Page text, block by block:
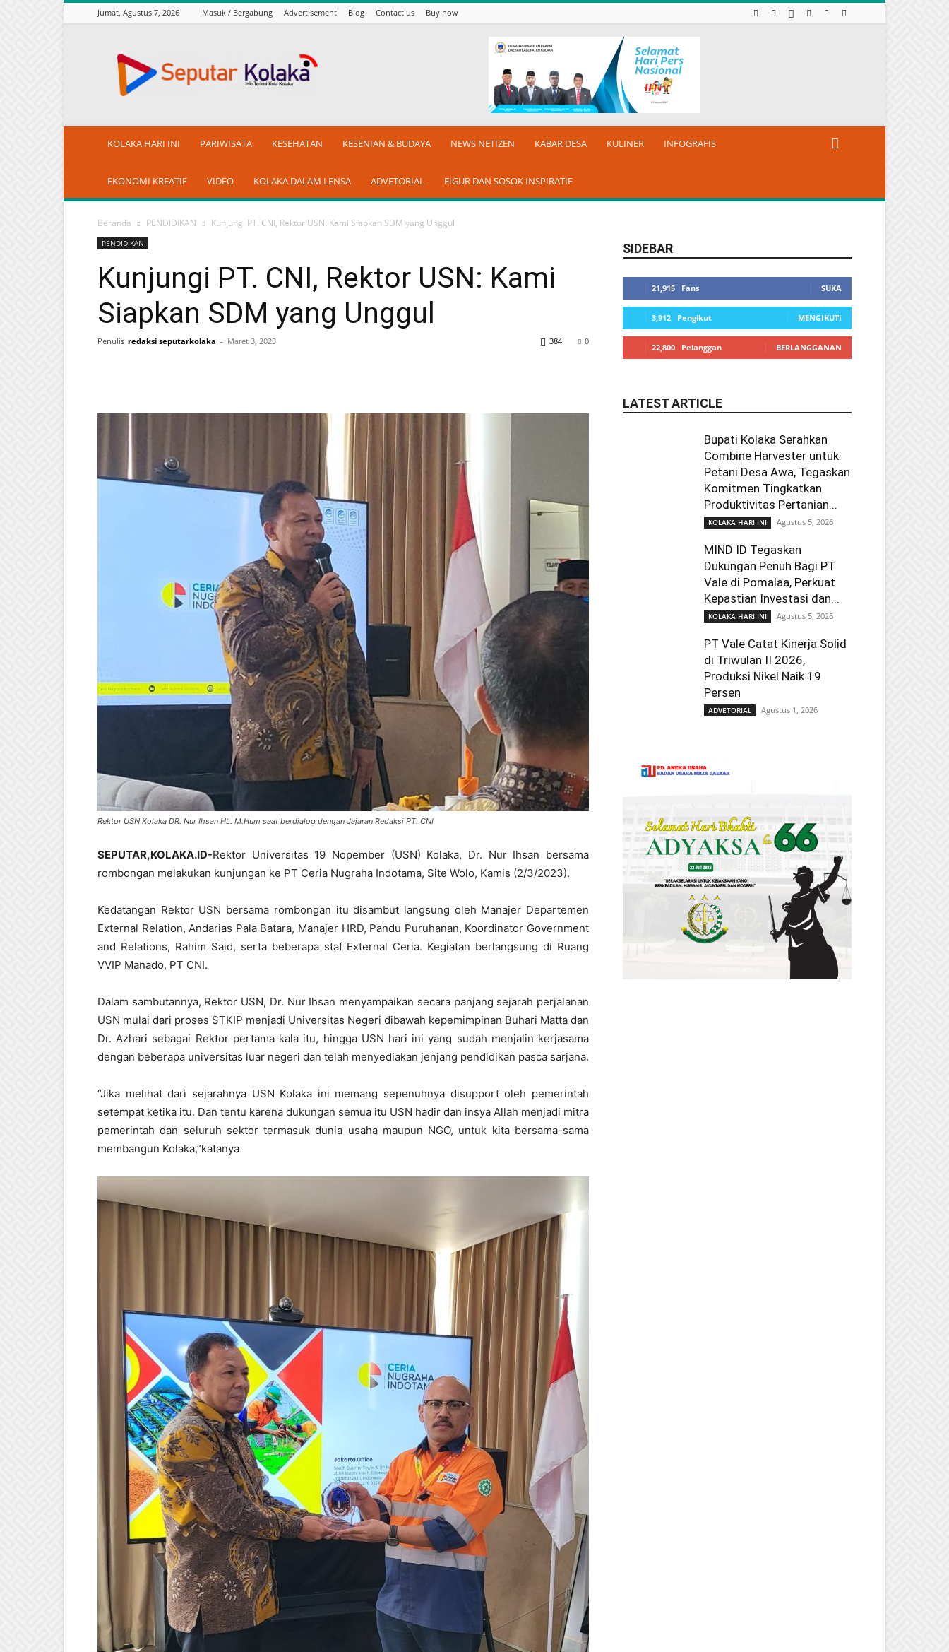
Jumat, Agustus 7, 2026 Masuk / Bergabung Advertisement Blog Contact us Buy now
KOLAKA HARI INI PARIWISATA KESEHATAN KESENIAN & BUDAYA NEWS NETIZEN KABAR DESA KULINER INFOGRAFIS
EKONOMI KREATIF VIDEO KOLAKA DALAM LENSA ADVETORIAL FIGUR DAN SOSOK INSPIRATIF
Beranda PENDIDIKAN Kunjungi PT. CNI, Rektor USN: Kami Siapkan SDM yang Unggul
PENDIDIKAN
Kunjungi PT. CNI, Rektor USN: Kami
Siapkan SDM yang Unggul
Penulis redaksi seputarkolaka - Maret 3, 2023 0
384
Rektor USN Kolaka DR. Nur Ihsan HL. M.Hum saat berdialog dengan Jajaran Redaksi PT. CNI
SEPUTAR,KOLAKA.ID-Rektor Universitas 19 Nopember (USN) Kolaka, Dr. Nur Ihsan bersama
rombongan melakukan kunjungan ke PT Ceria Nugraha Indotama, Site Wolo, Kamis (2/3/2023).
Kedatangan Rektor USN bersama rombongan itu disambut langsung oleh Manajer Departemen
External Relation, Andarias Pala Batara, Manajer HRD, Pandu Puruhanan, Koordinator Government
and Relations, Rahim Said, serta beberapa staf External Ceria. Kegiatan berlangsung di Ruang
VVIP Manado, PT CNI.
Dalam sambutannya, Rektor USN, Dr. Nur Ihsan menyampaikan secara panjang sejarah perjalanan
USN mulai dari proses STKIP menjadi Universitas Negeri dibawah kepemimpinan Buhari Matta dan
Dr. Azhari sebagai Rektor pertama kala itu, hingga USN hari ini yang sudah menjalin kerjasama
dengan beberapa universitas luar negeri dan telah menyediakan jenjang pendidikan pasca sarjana.
“Jika melihat dari sejarahnya USN Kolaka ini memang sepenuhnya disupport oleh pemerintah
setempat ketika itu. Dan tentu karena dukungan semua itu USN hadir dan insya Allah menjadi mitra
pemerintah dan seluruh sektor termasuk dunia usaha maupun NGO, untuk kita bersama-sama
membangun Kolaka,”katanya
SIDEBAR
21,915 Fans SUKA
3,912 Pengikut MENGIKUTI
22,800 Pelanggan BERLANGGANAN
LATEST ARTICLE
Bupati Kolaka Serahkan
Combine Harvester untuk
Petani Desa Awa, Tegaskan
Komitmen Tingkatkan
Produktivitas Pertanian...
KOLAKA HARI INI Agustus 5, 2026
MIND ID Tegaskan
Dukungan Penuh Bagi PT
Vale di Pomalaa, Perkuat
Kepastian Investasi dan...
KOLAKA HARI INI Agustus 5, 2026
PT Vale Catat Kinerja Solid
di Triwulan II 2026,
Produksi Nikel Naik 19
Persen
ADVETORIAL Agustus 1, 2026